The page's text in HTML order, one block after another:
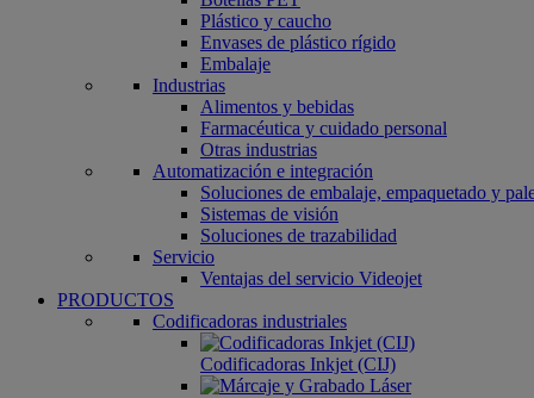
Plástico y caucho
Envases de plástico rígido
Embalaje
Industrias
Alimentos y bebidas
Farmacéutica y cuidado personal
Otras industrias
Automatización e integración
Soluciones de embalaje, empaquetado y
Sistemas de visión
Soluciones de trazabilidad
Servicio
Ventajas del servicio Videojet
PRODUCTOS
Codificadoras industriales
Codificadoras Inkjet (CIJ)